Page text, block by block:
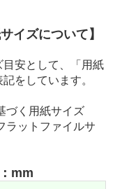
イズについて】
安として、「用紙
をしています。
づく用紙サイズ
ットファイルサ
mm